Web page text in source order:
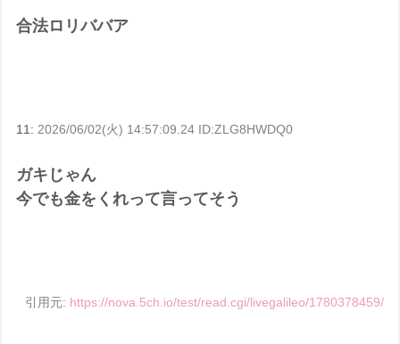
合法ロリババア
11: 2026/06/02(火) 14:57:09.24 ID:ZLG8HWDQ0
ガキじゃん
今でも金をくれって言ってそう
引用元: https://nova.5ch.io/test/read.cgi/livegalileo/1780378459/